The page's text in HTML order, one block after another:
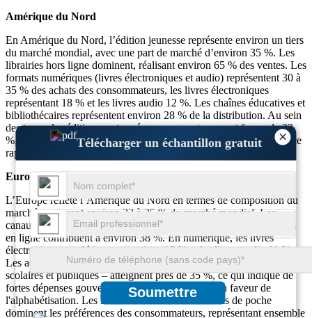
×
Télécharger un échantillon gratuit
Soumettre
Amérique du Nord
En Amérique du Nord, l’édition jeunesse représente environ un tiers
du marché mondial, avec une part de marché d’environ 35 %. Les
librairies hors ligne dominent, réalisant environ 65 % des ventes. Les
formats numériques (livres électroniques et audio) représentent 30 à
35 % des achats des consommateurs, les livres électroniques
représentant 18 % et les livres audio 12 %. Les chaînes éducatives et
bibliothécaires représentent environ 28 % de la distribution. Au sein
des types, les éditions cartonnées conservent une part ferme de 22
%, les livres cartonnés 17 % et les formats interactifs une croissance
rapide de 9 %.
Europe
L’Europe reflète l’Amérique du Nord en termes de composition du
marché, capturant environ 22 à 25 % du marché mondial. Les
canaux hors ligne représentent environ 62 %, tandis que les ventes
en ligne contribuent à environ 38 %. En numérique, les livres
électroniques en détiennent environ 16 % et les livres audio 11 %.
Les achats institutionnels – principalement les bibliothèques
scolaires et publiques – atteignent près de 35 %, ce qui indique de
fortes dépenses gouvernementales et éducatives en faveur de
l'alphabétisation. Les livres cartonnés et les formats de poche
dominent les préférences des consommateurs, représentant ensemble